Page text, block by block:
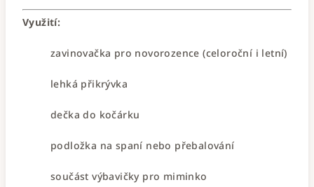
Využití:
zavinovačka pro novorozence (celoroční i letní)
lehká přikrývka
dečka do kočárku
podložka na spaní nebo přebalování
součást výbavičky pro miminko